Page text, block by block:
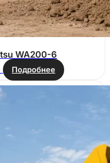
WA200-6
Подробнее